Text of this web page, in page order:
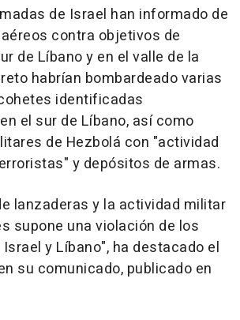
de Israel han informado de
contra objetivos de
de Líbano y en el valle de la
habrían bombardeado varias
identificadas
el sur de Líbano, así como
de Hezbolá con "actividad
y depósitos de armas.
lanzaderas y la actividad militar
supone una violación de los
y Líbano", ha destacado el
su comunicado, publicado en